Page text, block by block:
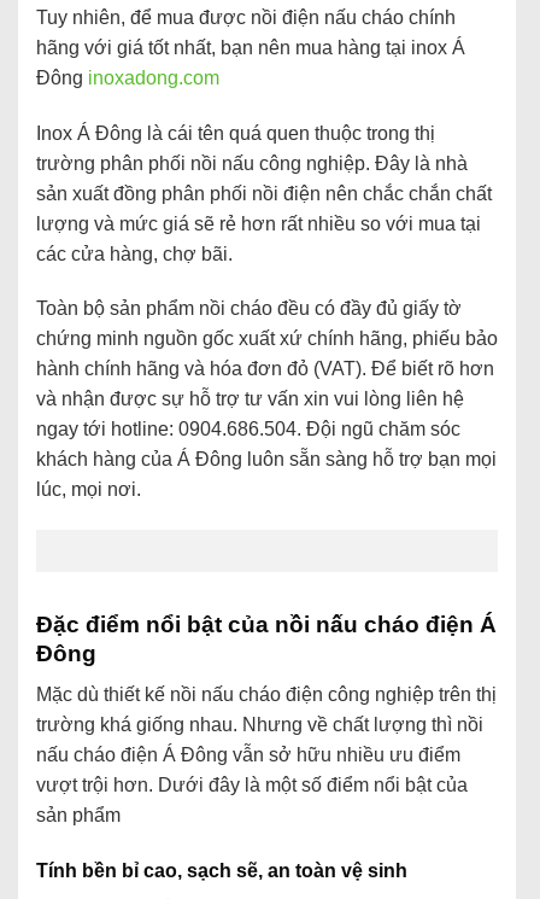
Tuy nhiên, để mua được nồi điện nấu cháo chính
hãng với giá tốt nhất, bạn nên mua hàng tại inox Á
Đông inoxadong.com
Inox Á Đông là cái tên quá quen thuộc trong thị
trường phân phối nồi nấu công nghiệp. Đây là nhà
sản xuất đồng phân phối nồi điện nên chắc chắn chất
lượng và mức giá sẽ rẻ hơn rất nhiều so với mua tại
các cửa hàng, chợ bãi.
Toàn bộ sản phẩm nồi cháo đều có đầy đủ giấy tờ
chứng minh nguồn gốc xuất xứ chính hãng, phiếu bảo
hành chính hãng và hóa đơn đỏ (VAT). Để biết rõ hơn
và nhận được sự hỗ trợ tư vấn xin vui lòng liên hệ
ngay tới hotline: 0904.686.504. Đội ngũ chăm sóc
khách hàng của Á Đông luôn sẵn sàng hỗ trợ bạn mọi
lúc, mọi nơi.
Đặc điểm nổi bật của nồi nấu cháo điện Á
Đông
Mặc dù thiết kế nồi nấu cháo điện công nghiệp trên thị
trường khá giống nhau. Nhưng về chất lượng thì nồi
nấu cháo điện Á Đông vẫn sở hữu nhiều ưu điểm
vượt trội hơn. Dưới đây là một số điểm nổi bật của
sản phẩm
Tính bền bỉ cao, sạch sẽ, an toàn vệ sinh